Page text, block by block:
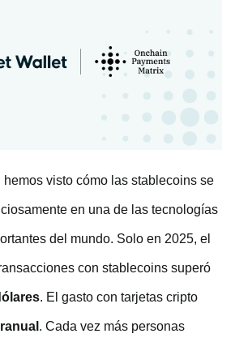
hemos visto cómo las stablecoins se
en una de las tecnologías
del mundo. Solo en 2025, el
con stablecoins superó
. El gasto con tarjetas cripto
. Cada vez más personas